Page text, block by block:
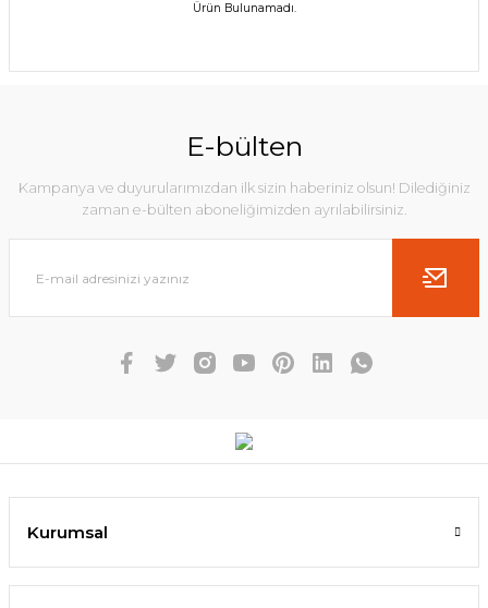
Ürün Bulunamadı.
E-bülten
Kampanya ve duyurularımızdan ilk sizin haberiniz olsun! Dilediğiniz
zaman e-bülten aboneliğimizden ayrılabilirsiniz.
Kurumsal